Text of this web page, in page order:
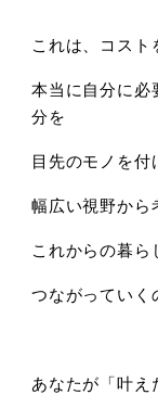
これは、コスト
本当に自分に必
分を
目先のモノを
幅広い視野から
これからの暮
つながっていく
あなたが「叶え